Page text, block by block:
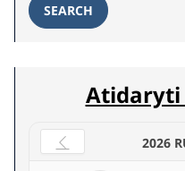
SEARCH
Atidaryti
2026